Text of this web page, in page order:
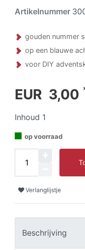
Artikelnummer
gouden nummer
op een blauwe
voor DIY
EUR 3,00
Inhoud 1
op voorraad
Verlanglijstje
Beschrijving